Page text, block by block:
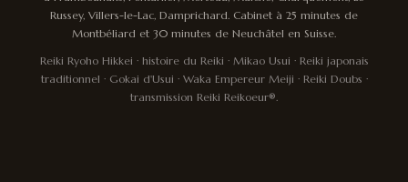
Russey, Villers-le-Lac, Damprichard. Cabinet à 25 minutes de
Montbéliard et 30 minutes de Neuchâtel en Suisse.
Reiki Ryoho Hikkei · histoire du Reiki · Mikao Usui · Reiki japonais
traditionnel · Gokai d'Usui · Waka Empereur Meiji · Reiki Doubs ·
transmission Reiki Reikoeur®.